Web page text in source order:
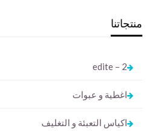
منتجاتنا
2 – edite
اغطية و عبوات
اكياس التعبئة و التغليف